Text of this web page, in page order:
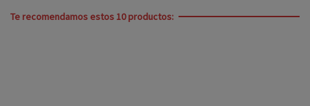
Te recomendamos estos 10 productos: